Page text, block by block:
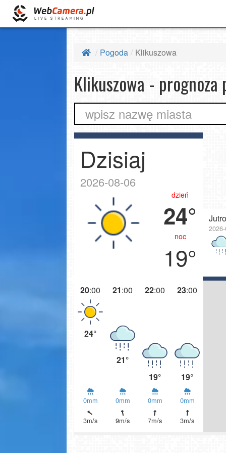
Pogoda Klikuszowa
Klikuszowa - prognoza
wpisz nazwę miasta
Dzisiaj
2026-08-06
dzień
24°
noc
19°
Jutro
20:00
24°
0mm
3m/s
21:00
21°
0mm
9m/s
22:00
19°
0mm
7m/s
23:00
19°
0mm
3m/s
Zakopane - widok na deptak